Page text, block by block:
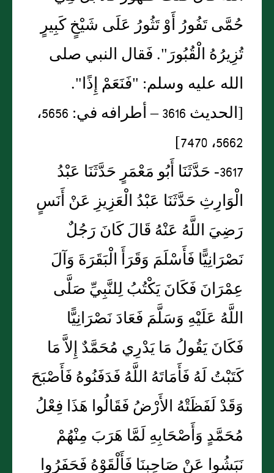
حُمَّى تَفُورُ أَوْ تَثُورُ عَلَى شَيْخٍ كَبِيرٍ
تُزِيرُهُ الْقُبُورَ". فَقال النبي صلى
الله عليه وسلم: "فَنَعَمْ إِذًا".
[الحديث 3616 – أطرافه في: 5656،
5662، 7470]
3617- حَدَّثَنَا أَبُو مَعْمَرٍ حَدَّثَنَا عَبْدُ
الْوَارِثِ حَدَّثَنَا عَبْدُ الْعَزِيزِ عَنْ أَنَسٍ
رَضِيَ اللَّهُ عَنْهُ قَالَ كَانَ رَجُلٌ
نَصْرَانِيًّا فَأَسْلَمَ وَقَرَأَ الْبَقَرَةَ وَآلَ
عِمْرَانَ فَكَانَ يَكْتُبُ لِلنَّبِيِّ صَلَّى
اللَّهُ عَلَيْهِ وَسَلَّمَ فَعَادَ نَصْرَانِيًّا
فَكَانَ يَقُولُ مَا يَدْرِي مُحَمَّدٌ إِلاَّ مَا
كَتَبْتُ لَهُ فَأَمَاتَهُ اللَّهُ فَدَفَنُوهُ فَأَصْبَحَ
وَقَدْ لَفَظَتْهُ الأَرْضُ فَقَالُوا هَذَا فِعْلُ
مُحَمَّدٍ وَأَصْحَابِهِ لَمَّا هَرَبَ مِنْهُمْ
نَبَشُوا عَنْ صَاحِبِنَا فَأَلْقَوْهُ فَحَفَرُوا